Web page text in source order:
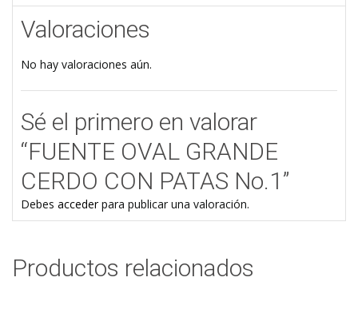
Valoraciones
No hay valoraciones aún.
Sé el primero en valorar
“FUENTE OVAL GRANDE
CERDO CON PATAS No.1”
Debes accederpara publicar una valoración.
Productos relacionados